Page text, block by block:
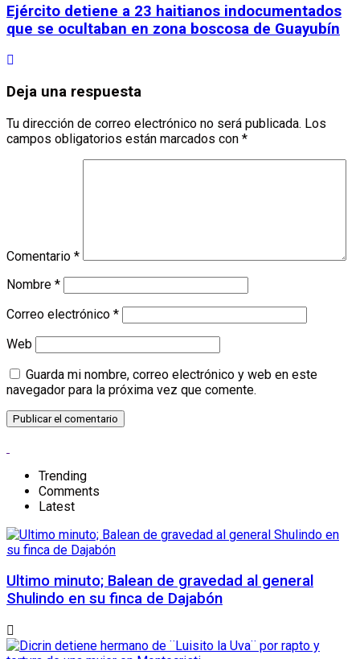
Ejército detiene a 23 haitianos indocumentados
que se ocultaban en zona boscosa de Guayubín
Deja una respuesta
Tu dirección de correo electrónico no será publicada. Los
campos obligatorios están marcados con *
Comentario *
Nombre *
Correo electrónico *
Web
Guarda mi nombre, correo electrónico y web en este
navegador para la próxima vez que comente.
Trending
Comments
Latest
Ultimo minuto; Balean de gravedad al general
Shulindo en su finca de Dajabón